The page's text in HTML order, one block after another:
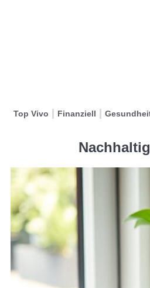
Top Vivo Finanziell